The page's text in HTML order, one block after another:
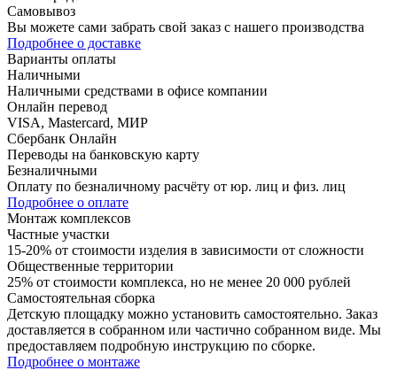
Самовывоз
Вы можете сами забрать свой заказ с нашего производства
Подробнее о доставке
Варианты оплаты
Наличными
Наличными средствами в офисе компании
Онлайн перевод
VISA, Mastercard, МИР
Сбербанк Онлайн
Переводы на банковскую карту
Безналичными
Оплату по безналичному расчёту от юр. лиц и физ. лиц
Подробнее о оплате
Монтаж комплексов
Частные участки
15-20% от стоимости изделия в зависимости от сложности
Общественные территории
25% от стоимости комплекса, но не менее 20 000 рублей
Самостоятельная сборка
Детскую площадку можно установить самостоятельно. Заказ
доставляется в собранном или частично собранном виде. Мы
предоставляем подробную инструкцию по сборке.
Подробнее о монтаже